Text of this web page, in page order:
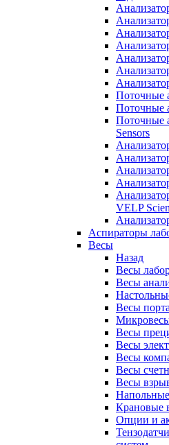
Поточные
Поточные
Поточные
Sensors
VELP
Аспираторы
Весы
Назад
Весы
Весы
Весы
Весы
Весы
Весы
Весы
Весы
Крановые
Опции и